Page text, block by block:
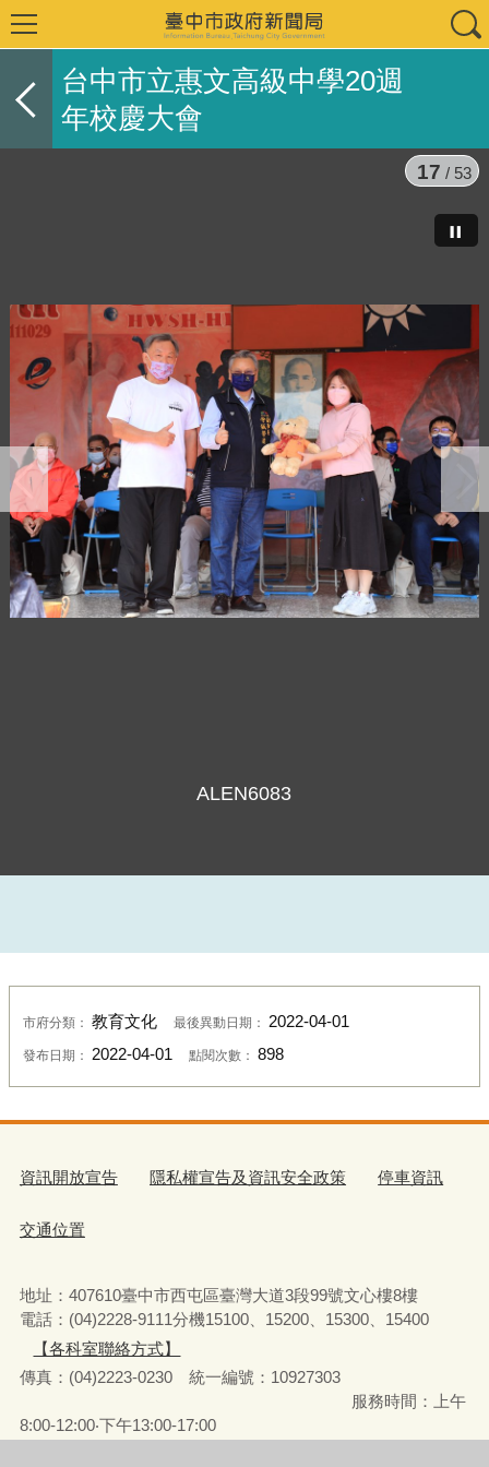
台中市立惠文高級中學20週
年校慶大會
ALEN6083
17 / 53
市府分類： 教育文化 最後異動日期： 2022-04-01
發布日期： 2022-04-01 點閱次數： 898
資訊開放宣告 隱私權宣告及資訊安全政策 停車資訊
交通位置
地址：407610臺中市西屯區臺灣大道3段99號文心樓8樓
電話：(04)2228-9111分機15100、15200、15300、15400
【各科室聯絡方式】
傳真：(04)2223-0230 統一編號： 10927303
服務時間：上午
8:00-12:00‧下午13:00-17:00